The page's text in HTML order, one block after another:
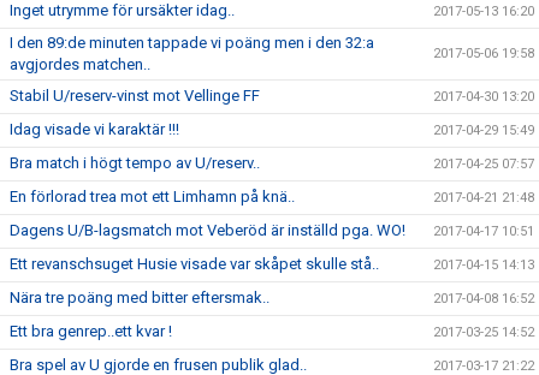
Inget utrymme för ursäkter idag.. 2017-05-13 16:20
I den 89:de minuten tappade vi poäng men i den 32:a
avgjordes matchen..
2017-05-06 19:58
Stabil U/reserv-vinst mot Vellinge FF 2017-04-30 13:20
Idag visade vi karaktär !!! 2017-04-29 15:49
Bra match i högt tempo av U/reserv.. 2017-04-25 07:57
En förlorad trea mot ett Limhamn på knä.. 2017-04-21 21:48
Dagens U/B-lagsmatch mot Veberöd är inställd pga. WO! 2017-04-17 10:51
Ett revanschsuget Husie visade var skåpet skulle stå.. 2017-04-15 14:13
Nära tre poäng med bitter eftersmak.. 2017-04-08 16:52
Ett bra genrep..ett kvar ! 2017-03-25 14:52
Bra spel av U gjorde en frusen publik glad.. 2017-03-17 21:22